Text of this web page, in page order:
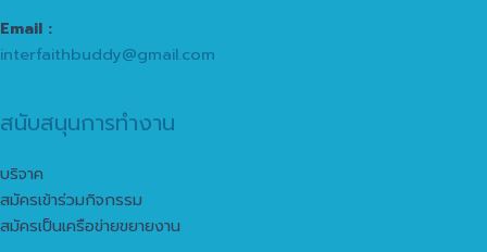
Email :
interfaithbuddy@gmail.com
สนับสนุนการทำงาน
บริจาค
สมัครเข้าร่วมกิจกรรม
สมัครเป็นเครือข่ายขยายงาน